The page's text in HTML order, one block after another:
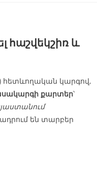
հաշվեկշիռ և
հետևողական կարգով,
քարտեր՝
են տարբեր